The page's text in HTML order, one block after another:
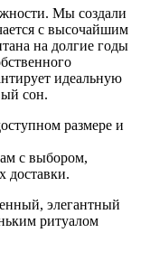
Мы создали
с высочайшим
на долгие годы
идеальную
сон.
размере и
с выбором,
доставки.
элегантный
ритуалом